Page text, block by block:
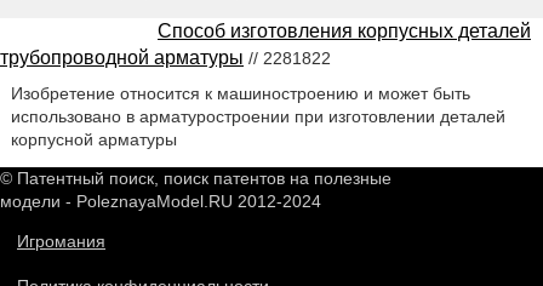
Способ изготовления корпусных деталей
трубопроводной арматуры // 2281822
Изобретение относится к машиностроению и может быть
использовано в арматуростроении при изготовлении деталей
корпусной арматуры
© Патентный поиск, поиск патентов на полезные
модели - PoleznayaModel.RU 2012-2024
Игромания